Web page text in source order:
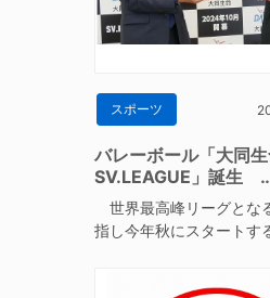
スポーツ
バレーボール「大同
SV.LEAGUE」誕生
世界最高峰リーグとな
指し今年秋にスタートす